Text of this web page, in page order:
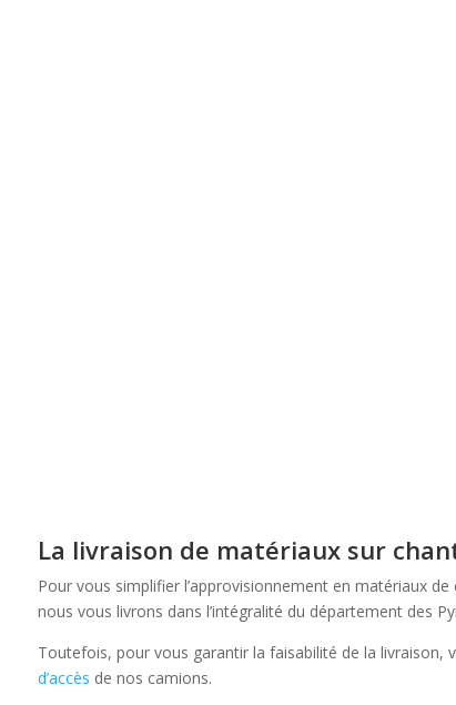
La livraison de matériaux sur
Pour vous simplifier l’approvisionnement en matériaux
nous vous livrons dans l’intégralité du département des
Toutefois, pour vous garantir la faisabilité de la livraison,
d’accès de nos camions.